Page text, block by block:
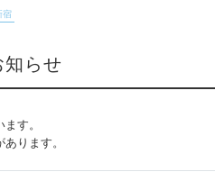
宿
知らせ
す。
ります。